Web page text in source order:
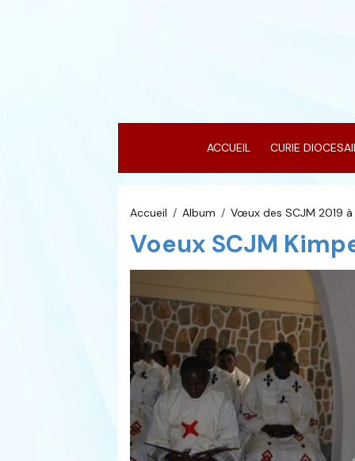
ACCUEIL CURIE
Accueil Album Vœux des SCJM 2019
Voeux SCJM